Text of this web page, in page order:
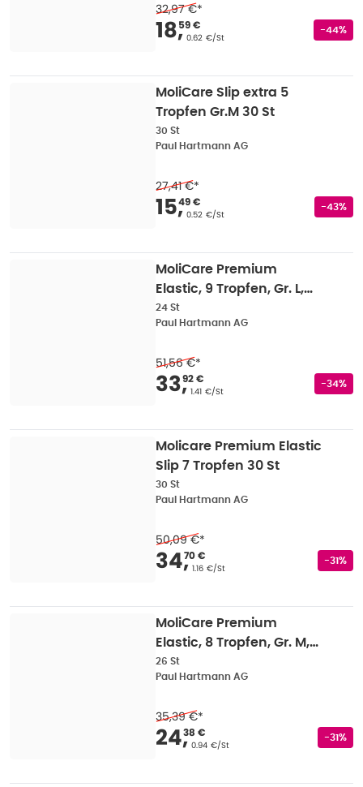
32,97 €*
Verkaufspreis
18,59 €
Grundpreis
0.62 €/St
-44%
MoliCare Slip extra 5
Tropfen Gr.M 30 St
30 St
Paul Hartmann AG
27,41 €*
Verkaufspreis
15,
49 €
Grundpreis
0.52 €/St
-43%
MoliCare Premium
Elastic, 9 Tropfen, Gr. L,
115 - 145 cm Hüftumfang
24 St
24 St
Paul Hartmann AG
51,56 €*
Verkaufspreis
33,
92 €
Grundpreis
1.41 €/St
-34%
Molicare Premium Elastic
Slip 7 Tropfen 30 St
30 St
Paul Hartmann AG
50,09 €*
Verkaufspreis
34,
70 €
Grundpreis
1.16 €/St
-31%
MoliCare Premium
Elastic, 8 Tropfen, Gr. M,
Hüftumfang 85 - 120 cm
26 St
26 St
Paul Hartmann AG
35,39 €*
Verkaufspreis
24,
38 €
Grundpreis
0.94 €/St
-31%